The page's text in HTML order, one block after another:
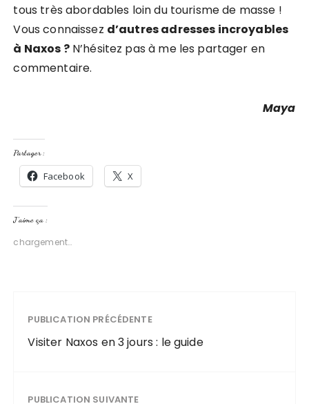
tous très abordables loin du tourisme de masse !
Vous connaissez d’autres adresses incroyables
à Naxos ?N’hésitez pas à me les partager en
commentaire.
Maya
Partager :
Facebook X
J’aime ça :
chargement…
PUBLICATION PRÉCÉDENTE
Visiter Naxos en 3 jours : le guide
PUBLICATION SUIVANTE